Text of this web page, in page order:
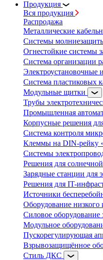
Продукция
Вся продукция
Распродажа
Металлические
Системы
Огнестойкие системы
Система организации
Электроустановочные
Система пластиковых
Модульные щитки
Трубы
Промышленная
Корпусные решения
Система контроля
Клеммы на DIN-рейку
Системы
Решения для
Зарядные станции для
Решения для IT-
Источники
Оборудование низкого
Силовое
Модульное
Пускорегулирующая
Взрывозащищённое
Стиль ДКС